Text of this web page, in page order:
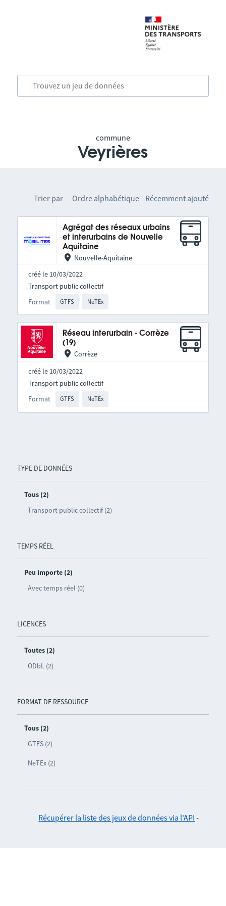
commune
Veyrières
TYPE DE DONNÉES
Tous (2)
Transport public collectif (2)
TEMPS RÉEL
Peu importe (2)
Avec temps réel (0)
LICENCES
Toutes (2)
ODbL (2)
FORMAT DE RESSOURCE
Tous (2)
GTFS (2)
NeTEx (2)
Trier par Ordre alphabétique Récemment ajouté
Agrégat des réseaux urbains
et interurbains de Nouvelle
Aquitaine
Nouvelle-Aquitaine
créé le 10/03/2022
Format GTFS NeTEx
Transport public collectif
Réseau interurbain - Corrèze
(19)
Corrèze
créé le 10/03/2022
Format GTFS NeTEx
Transport public collectif
Récupérer la liste des jeux de données via l'API -